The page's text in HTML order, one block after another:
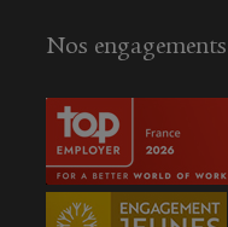
Nos engagements